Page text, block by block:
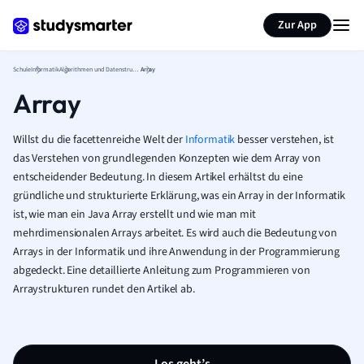
Zur App
SchuleInformatik Algorithmen und Datenstrukturen Array
Array
Willst du die facettenreiche Welt der Informatik besser verstehen, ist
das Verstehen von grundlegenden Konzepten wie dem Array von
entscheidender Bedeutung. In diesem Artikel erhältst du eine
gründliche und strukturierte Erklärung, was ein Array in der Informatik
ist, wie man ein Java Array erstellt und wie man mit
mehrdimensionalen Arrays arbeitet. Es wird auch die Bedeutung von
Arrays in der Informatik und ihre Anwendung in der Programmierung
abgedeckt. Eine detaillierte Anleitung zum Programmieren von
Arraystrukturen rundet den Artikel ab.
Seite zusammenfassen